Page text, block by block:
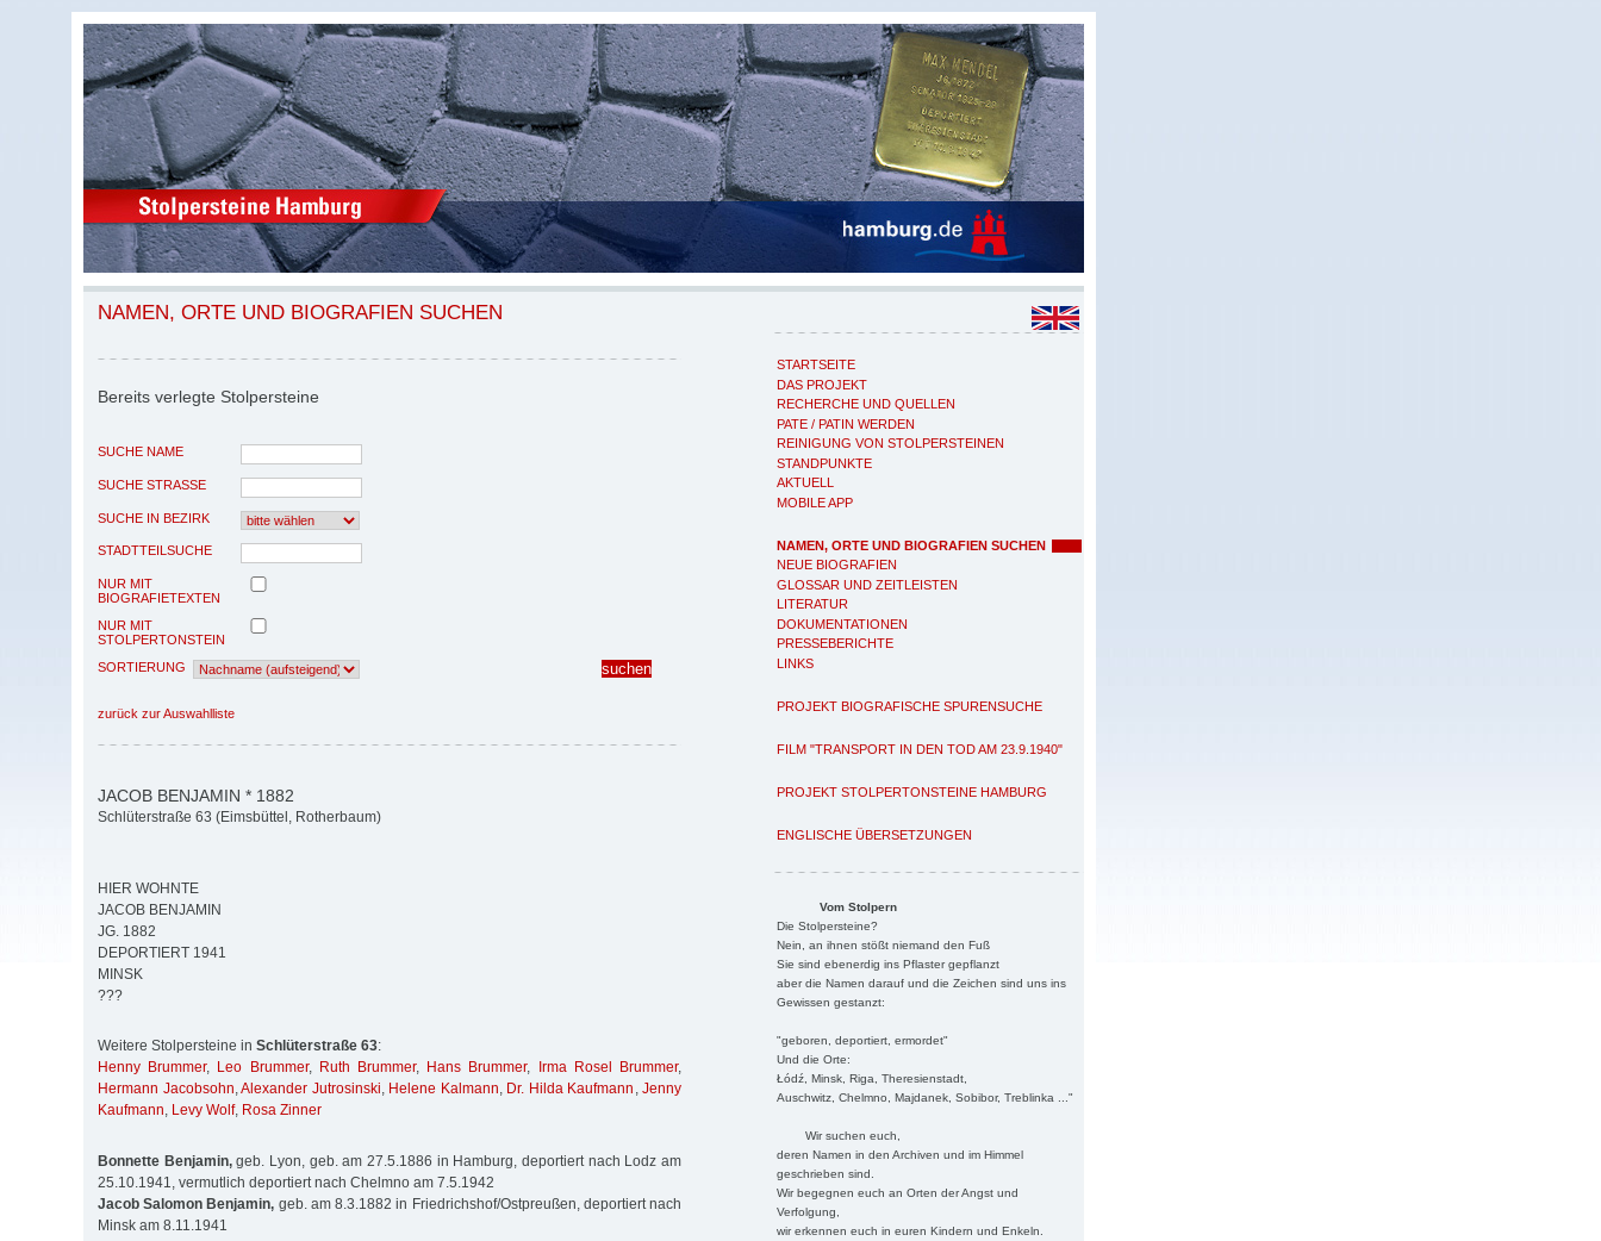
STARTSEITE
DAS PROJEKT
RECHERCHE UND QUELLEN
PATE / PATIN WERDEN
REINIGUNG VON STOLPERSTEINEN
STANDPUNKTE
AKTUELL
MOBILE APP
NAMEN, ORTE UND BIOGRAFIEN SUCHEN
NEUE BIOGRAFIEN
GLOSSAR UND ZEITLEISTEN
LITERATUR
DOKUMENTATIONEN
PRESSEBERICHTE
LINKS
PROJEKT BIOGRAFISCHE SPURENSUCHE
FILM "TRANSPORT IN DEN TOD AM 23.9.1940"
PROJEKT STOLPERTONSTEINE HAMBURG
ENGLISCHE ÜBERSETZUNGEN
Vom Stolpern
Die Stolpersteine?
Nein, an ihnen stößt niemand den Fuß
Sie sind ebenerdig ins Pflaster gepflanzt
aber die Namen darauf und die Zeichen sind uns ins
Gewissen gestanzt:
"geboren, deportiert, ermordet"
Und die Orte:
Łódź, Minsk, Riga, Theresienstadt,
Auschwitz, Chelmno, Majdanek, Sobibor, Treblinka ..."
Wir suchen euch,
deren Namen in den Archiven und im Himmel
geschrieben sind.
Wir begegnen euch an Orten der Angst und
Verfolgung,
wir erkennen euch in euren Kindern und Enkeln.
NAMEN, ORTE UND BIOGRAFIEN SUCHEN
Bereits verlegte Stolpersteine
SUCHE NAME
SUCHE STRASSE
SUCHE IN BEZIRK
STADTTEILSUCHE
NUR MIT
BIOGRAFIETEXTEN
NUR MIT
STOLPERTONSTEIN
SORTIERUNG
zurück zur Auswahlliste
JACOB BENJAMIN * 1882
Schlüterstraße 63 (Eimsbüttel, Rotherbaum)
HIER WOHNTE
JACOB BENJAMIN
JG. 1882
DEPORTIERT 1941
MINSK
???
Weitere Stolpersteine in Schlüterstraße 63:
Henny Brummer, Leo Brummer, Ruth Brummer, Hans Brummer, Irma Rosel Brummer,
Hermann Jacobsohn,Alexander Jutrosinski, Helene Kalmann, Dr. Hilda Kaufmann ,Jenny
Kaufmann, Levy Wolf, Rosa Zinner
Bonnette Benjamin,geb. Lyon, geb. am 27.5.1886 in Hamburg, deportiert nach Lodz am
25.10.1941, vermutlich deportiert nach Chelmno am 7.5.1942
Jacob Salomon Benjamin, geb. am 8.3.1882 in Friedrichshof/Ostpreußen, deportiert nach
Minsk am 8.11.1941